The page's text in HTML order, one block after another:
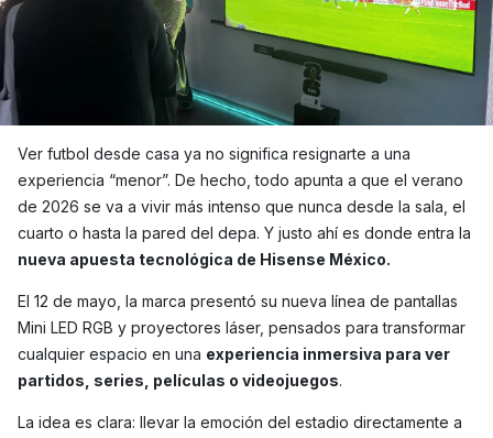
Ver futbol desde casa ya no significa resignarte a una
experiencia “menor”. De hecho, todo apunta a que el verano
de 2026 se va a vivir más intenso que nunca desde la sala, el
cuarto o hasta la pared del depa. Y justo ahí es donde entra la
nueva apuesta tecnológica de Hisense México.
El 12 de mayo, la marca presentó su nueva línea de pantallas
Mini LED RGB y proyectores láser, pensados para transformar
cualquier espacio en una experiencia inmersiva para ver
partidos, series, películas o videojuegos.
La idea es clara: llevar la emoción del estadio directamente a